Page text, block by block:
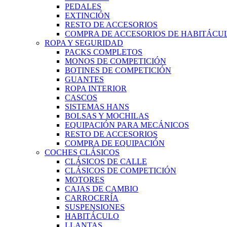
PEDALES
EXTINCIÓN
RESTO DE ACCESORIOS
COMPRA DE ACCESORIOS DE
ROPA Y SEGURIDAD
PACKS COMPLETOS
MONOS DE COMPETICIÓN
BOTINES DE COMPETICIÓN
GUANTES
ROPA INTERIOR
CASCOS
SISTEMAS HANS
BOLSAS Y MOCHILAS
EQUIPACIÓN PARA MECÁNICOS
RESTO DE ACCESORIOS
COMPRA DE EQUIPACIÓN
COCHES CLÁSICOS
CLÁSICOS DE CALLE
CLÁSICOS DE COMPETICIÓN
MOTORES
CAJAS DE CAMBIO
CARROCERÍA
SUSPENSIONES
HABITÁCULO
LLANTAS